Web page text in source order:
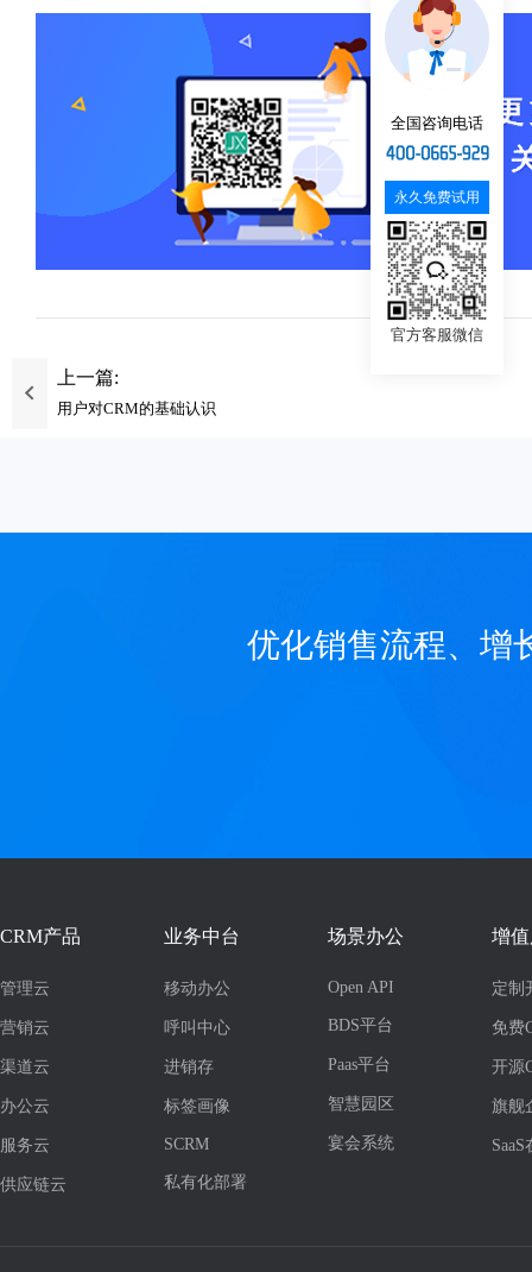
上一篇:
用户对CRM的基础认识
优化销售流程、增
CRM产品
管理云
营销云
渠道云
办公云
服务云
供应链云
业务中台
移动办公
呼叫中心
进销存
标签画像
SCRM
私有化部署
场景办公
Open API
BDS平台
Paas平台
智慧园区
宴会系统
增
定制
免费
开源
旗舰
全国咨询电话
永久免费试用
官方客服微信